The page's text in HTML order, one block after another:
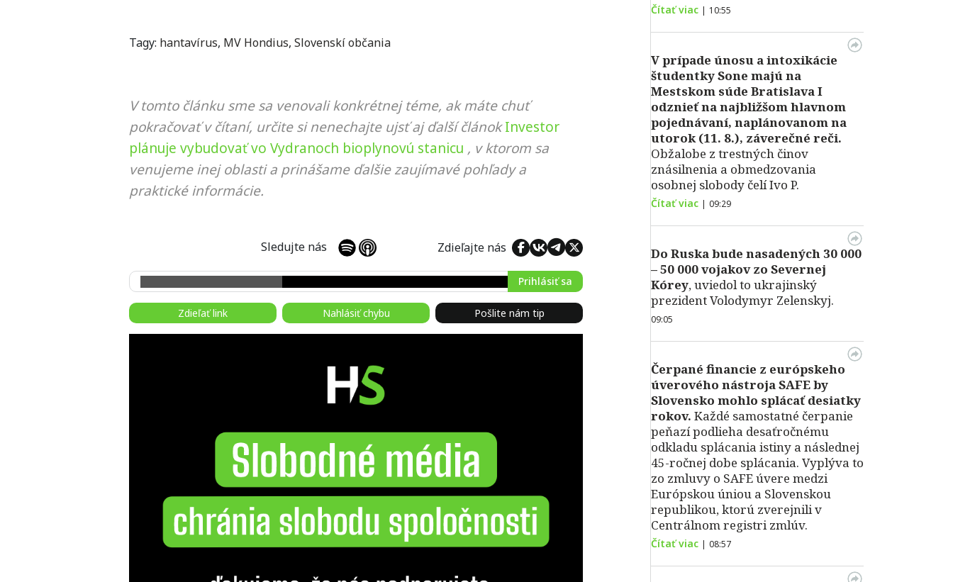
Tagy: hantavírus, MV Hondius, Slovenskí občania
V tomto článku sme sa venovali konkrétnej téme, ak máte chuť
pokračovať v čítaní, určite si nenechajte ujsť aj ďalší článok Investor
plánuje vybudovať vo Vydranoch bioplynovú stanicu , v ktorom sa
venujeme inej oblasti a prinášame ďalšie zaujímavé pohľady a
praktické informácie.
Sledujte nás Zdieľajte nás
Prihlásiť sa
Zdieľať link Nahlásiť chybu Pošlite nám tip
Čítať viac | 10:55
V prípade únosu a intoxikácie
študentky Sone majú na
Mestskom súde Bratislava I
odznieť na najbližšom hlavnom
pojednávaní, naplánovanom na
utorok (11. 8.), záverečné reči.
Obžalobe z trestných činov
znásilnenia a obmedzovania
osobnej slobody čelí Ivo P.
Čítať viac | 09:29
Do Ruska bude nasadených 30 000
– 50 000 vojakov zo Severnej
Kórey, uviedol to ukrajinský
prezident Volodymyr Zelenskyj.
09:05
Čerpané financie z európskeho
úverového nástroja SAFE by
Slovensko mohlo splácať desiatky
rokov. Každé samostatné čerpanie
peňazí podlieha desaťročnému
odkladu splácania istiny a následnej
45-ročnej dobe splácania. Vyplýva to
zo zmluvy o SAFE úvere medzi
Európskou úniou a Slovenskou
republikou, ktorú zverejnili v
Centrálnom registri zmlúv.
Čítať viac | 08:57